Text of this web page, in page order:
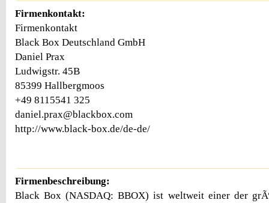
Firmenkontakt:
Firmenkontakt
Black Box Deutschland GmbH
Daniel Prax
Ludwigstr. 45B
85399 Hallbergmoos
+49 8115541 325
daniel.prax@blackbox.com
http://www.black-box.de/de-de/
Firmenbeschreibung:
Black Box (NASDAQ: BBOX) ist weltweit einer der